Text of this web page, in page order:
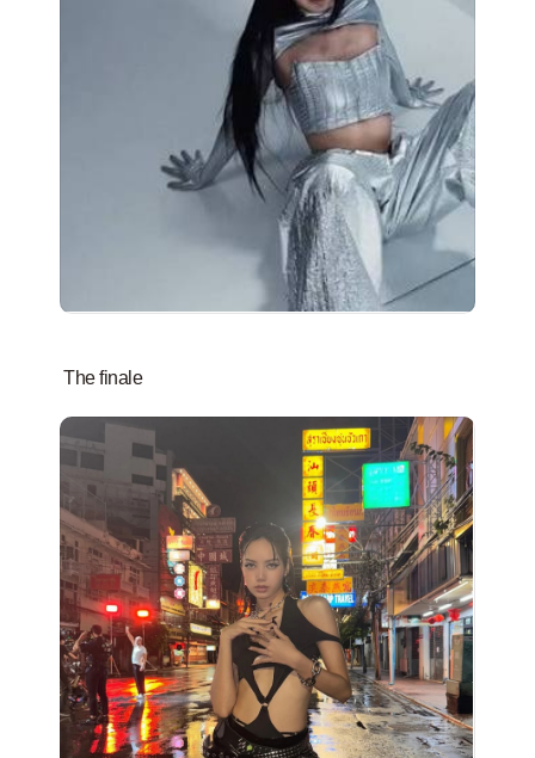
The finale